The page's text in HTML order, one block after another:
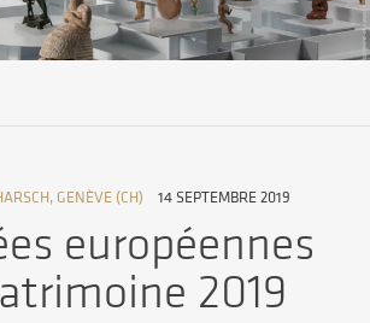
GENÈVE (CH) 14 SEPTEMBRE 2019
européennes
2019